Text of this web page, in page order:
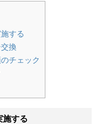
する
換
チェック
施する